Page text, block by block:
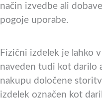
način izvedbe ali
pogoje uporabe.
Fizični izdelek je lahko
naveden tudi kot darilo
nakupu določene
izdelek označen kot